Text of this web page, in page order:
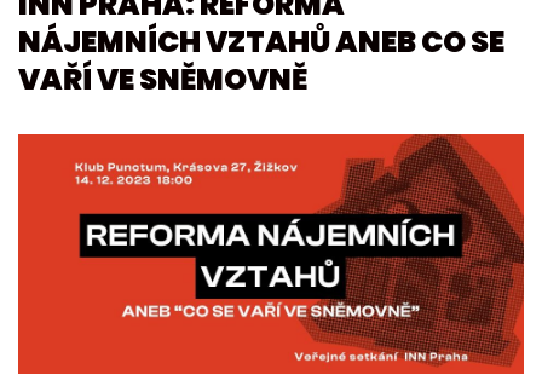
NÁJEMNÍCH VZTAHŮ ANEB CO SE
VAŘÍ VE SNĚMOVNĚ